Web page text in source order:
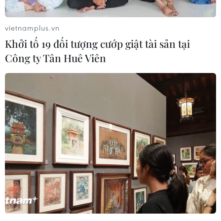
Dự án nạo vét Kênh Bến Đình, thành phố Vũng Tàu theo kế
hoạch sẽ khởi công từ 3/2022, tuy nhiên đến nay do vướng mặt
bằng vẫn chưa thể triển khai.(Ảnh: Hoàng Nhị/TTXVN)
Hiện, chỉ có gói thầu 16 của dự án đang thi công
nhưng cũng chỉ mới đạt 22% khối lượng công
việc. Nguyên nhân chính vẫn là do vướng mắc
trong công tác bồi thường, giải phóng mặt bằng
và tái định cư cho các hộ dân có đất bị thu hồi.
Dự án đường Long Sơn-Cái Mép có điểm đầu
vietnamplus.vn
Khởi tố 19 đối tượng cướp giật tài sản tại
Công ty Tân Huê Viên